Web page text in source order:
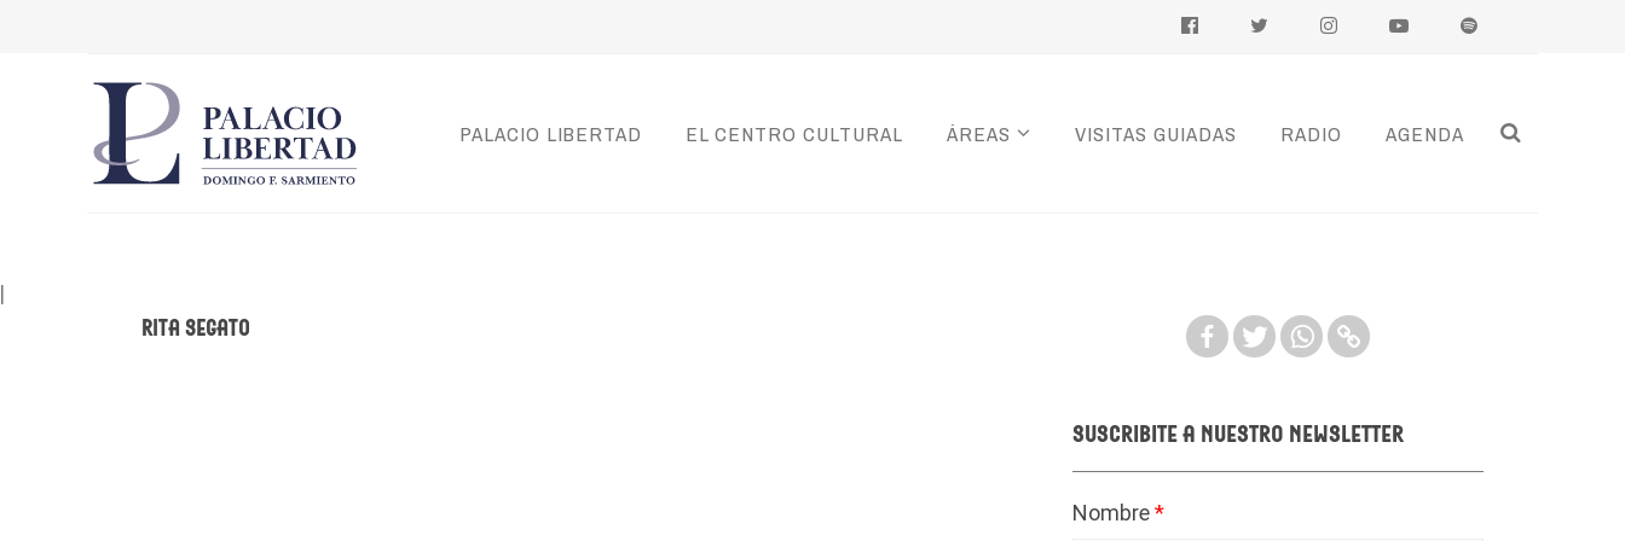
PALACIO LIBERTAD EL CENTRO CULTURAL ÁREAS VISITAS GUIADAS RADIO AGENDA
|
Rita Segato
Suscribite a nuestro newsletter
Nombre